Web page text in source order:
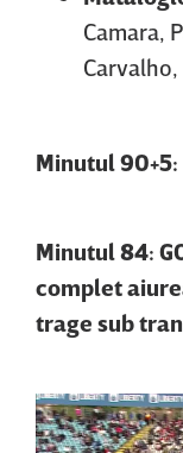
Camara,
Minutul 90+5:
Minutul 84:
complet
trage sub